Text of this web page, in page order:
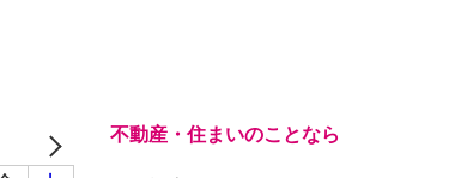
不動産・住まいのことなら